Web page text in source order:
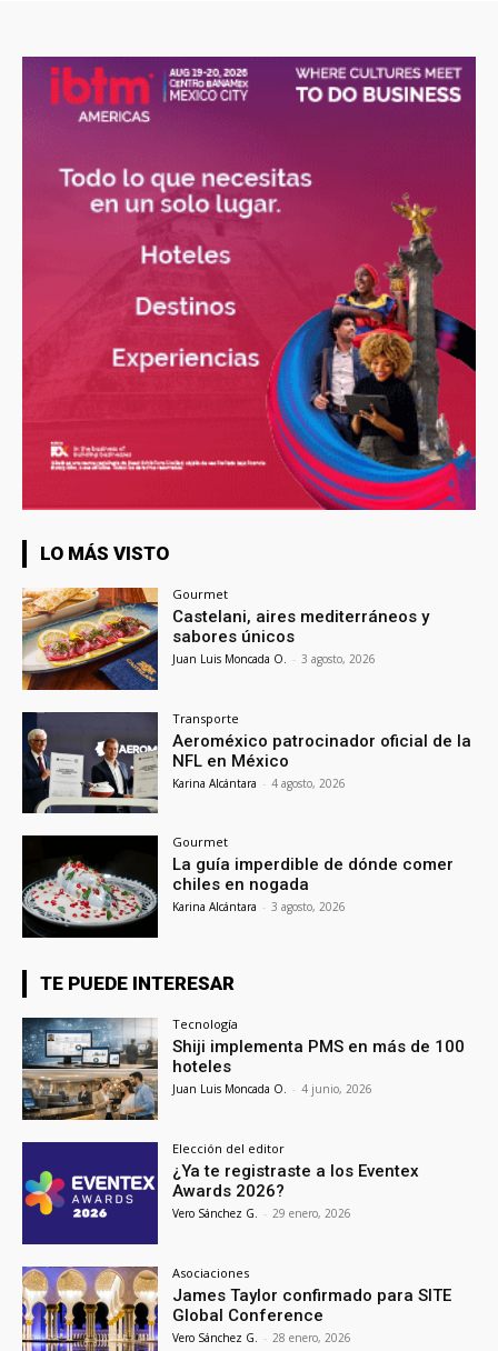
LO MÁS VISTO
Gourmet
Castelani, aires mediterráneos y
sabores únicos
Juan Luis Moncada O. - 3 agosto, 2026
Transporte
Aeroméxico patrocinador oficial de la
NFL en México
Karina Alcántara - 4 agosto, 2026
Gourmet
La guía imperdible de dónde comer
chiles en nogada
Karina Alcántara - 3 agosto, 2026
TE PUEDE INTERESAR
Tecnología
Shiji implementa PMS en más de 100
hoteles
Juan Luis Moncada O. - 4 junio, 2026
Elección del editor
¿Ya te registraste a los Eventex
Awards 2026?
Vero Sánchez G. - 29 enero, 2026
Asociaciones
James Taylor confirmado para SITE
Global Conference
Vero Sánchez G. - 28 enero, 2026